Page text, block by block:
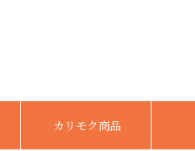
カリモク商品